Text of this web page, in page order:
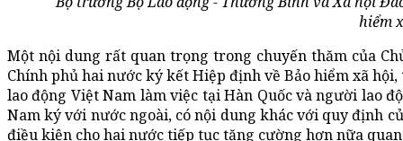
hiểm
Một nội dung rất quan trọng trong chuyến thăm của
Chính phủ hai nước ký kết Hiệp định về Bảo hiểm xã
lao động Việt Nam làm việc tại Hàn Quốc và người lao
Nam ký với nước ngoài, có nội dung khác với quy định
điều kiện cho hai nước tiếp tục tăng cường hơn nữa